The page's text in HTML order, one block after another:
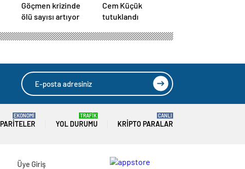
Göçmen krizinde
ölü sayısı artıyor
Cem Küçük
tutuklandı
PARITELER
EKONOMİ
YOL DURUMU
TRAFİK
KRIPTO PARALAR
CANLI
Üye Giriş